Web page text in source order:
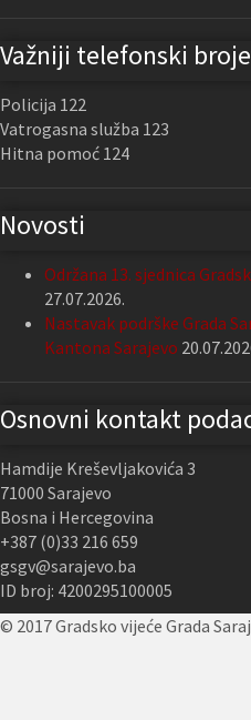
Važniji telefonski
Policija 122
Vatrogasna služba 123
Hitna pomoć 124
Novosti
Održana 13. sjednica
27.07.2026.
Nastavak podrške Grada
Kantona Sarajevo
Osnovni kontakt
Hamdije Kreševljakovića 3
71000 Sarajevo
Bosna i Hercegovina
+387 (0)33 216 659
gsgv@sarajevo.ba
ID broj: 4200295100005
© 2017 Gradsko vijeće Grada